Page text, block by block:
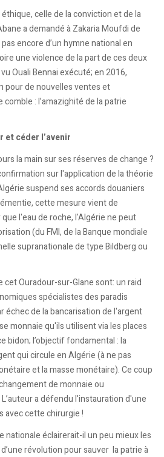
celle de la conviction et de la
a demandé à Zakaria Moufdi de
encore d’un hymne national en
une violence de la part de ces deux
Ouali Bennai exécuté; en 2016,
pour de nouvelles ventes et
: l’amazighité de la patrie
et céder l’avenir
la main sur ses réserves de change ?
sur l'application de la théorie
suspend ses accords douaniers
cette mesure vient de
l'eau de roche, l'Algérie ne peut
(du FMI, de la Banque mondiale
supranationale de type Bildberg ou
Ouradour-sur-Glane sont: un raid
spécialistes des paradis
échec de la bancarisation de l'argent
monnaie qu'ils utilisent via les places
bidon; l’objectif fondamental : la
qui circule en Algérie (à ne pas
et la masse monétaire). Ce coup
de monnaie ou
a défendu l'instauration d'une
avec cette chirurgie !
nationale éclairerait-il un peu mieux les
révolution pour sauver la patrie à